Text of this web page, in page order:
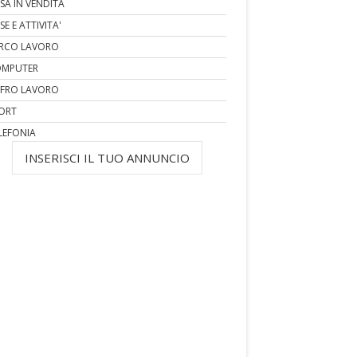
IN VENDITA
E ATTIVITA'
LAVORO
LAVORO
INSERISCI IL TUO ANNUNCIO